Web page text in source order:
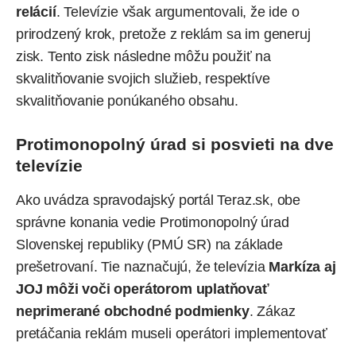
relácií. Televízie však argumentovali, že ide o
prirodzený krok, pretože z reklám sa im generuj
zisk. Tento zisk následne môžu použiť na
skvalitňovanie svojich služieb, respektíve
skvalitňovanie ponúkaného obsahu.
Protimonopolný úrad si posvieti na dve
televízie
Ako uvádza spravodajský portál Teraz.sk, obe
správne konania vedie Protimonopolný úrad
Slovenskej republiky (PMÚ SR) na základe
prešetrovaní. Tie naznačujú, že televízia Markíza aj
JOJ môži voči operátorom uplatňovať
neprimerané obchodné podmienky. Zákaz
pretáčania reklám museli operátori implementovať